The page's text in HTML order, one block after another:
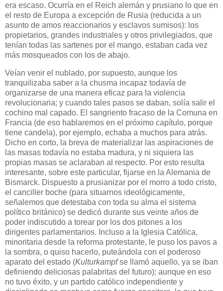
era escaso. Ocurría en el Reich alemán y prusiano lo que en
el resto de Europa a excepción de Rusia (reducida a un
asunto de amos reaccionarios y esclavos sumisos): los
propietarios, grandes industriales y otros privilegiados, que
tenían todas las sartenes por el mango, estaban cada vez
más mosqueados con los de abajo.
Veían venir el nublado, por supuesto, aunque los
tranquilizaba saber a la chusma incapaz todavía de
organizarse de una manera eficaz para la violencia
revolucionaria; y cuando tales pasos se daban, solía salir el
cochino mal capado. El sangriento fracaso de la Comuna en
Francia (de eso hablaremos en el próximo capítulo, porque
tiene candela), por ejemplo, echaba a muchos para atrás.
Dicho en corto, la breva de materializar las aspiraciones de
las masas todavía no estaba madura, y ni siquiera las
propias masas se aclaraban al respecto. Por esto resulta
interesante, sobre este particular, fijarse en la Alemania de
Bismarck. Dispuesto a prusianizar por el morro a todo cristo,
el canciller boche (para situarnos ideológicamente,
señalemos que detestaba con toda su alma el sistema
político británico) se dedicó durante sus veinte años de
poder indiscutido a torear por los dos pitones a los
dirigentes parlamentarios. Incluso a la Iglesia Católica,
minoritaria desde la reforma protestante, le puso los pavos a
la sombra, o quiso hacerlo, puteándola con el poderoso
aparato del estado (Kulturkampfse llamó aquello, ya se iban
definiendo deliciosas palabritas del futuro); aunque en eso
no tuvo éxito, y un partido católico independiente y